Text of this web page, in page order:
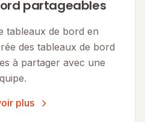
partageables
tableaux de bord en
des tableaux de bord
à partager avec une
plus